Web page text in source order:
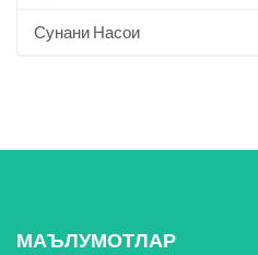
Сунани Насои
МАЪЛУМОТЛАР